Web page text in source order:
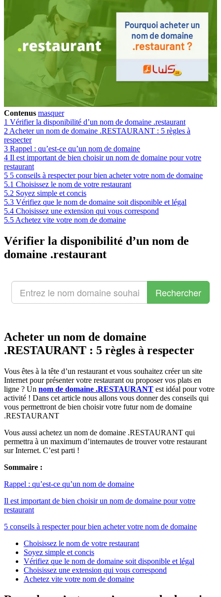
Contenus masquer
1 Vérifier la disponibilité d’un nom de domaine .restaurant
2 Acheter un nom de domaine .RESTAURANT : 5 règles à
respecter
3 Rappel : qu’est-ce qu’un nom de domaine
4 Il est important de bien choisir un nom de domaine pour votre
restaurant
5 5 conseils à respecter pour bien acheter votre nom de domaine
5.1 Choisissez le nom de votre restaurant
5.2 Soyez simple et concis
5.3 Vérifiez que le nom de domaine soit disponible et légal
5.4 Choisissez une extension qui vous correspond
5.5 Achetez vite votre nom de domaine
Vérifier la disponibilité d’un nom de
domaine .restaurant
Acheter un nom de domaine
.RESTAURANT : 5 règles à respecter
Vous êtes à la tête d’un restaurant et vous souhaitez créer un site
Internet pour présenter votre restaurant ou proposer vos plats en
ligne ? Un nom de domaine .RESTAURANT est idéal pour votre
activité ! Dans cet article nous allons vous donner des conseils qui
vous permettront de bien choisir votre futur nom de domaine
.RESTAURANT
Vous aussi achetez un nom de domaine .RESTAURANT qui
permettra à un maximum d’internautes de trouver votre restaurant
sur Internet. C’est parti !
Sommaire :
Rappel : qu’est-ce qu’un nom de domaine
Il est important de bien choisir un nom de domaine pour votre
restaurant
5 conseils à respecter pour bien acheter votre nom de domaine
Choisissez le nom de votre restaurant
Soyez simple et concis
Vérifiez que le nom de domaine soit disponible et légal
Choisissez une extension qui vous correspond
Achetez vite votre nom de domaine